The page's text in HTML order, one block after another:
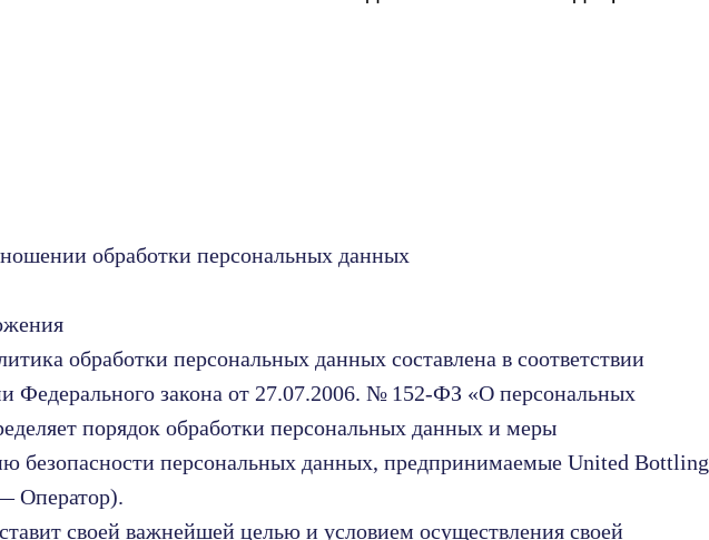
обработки персональных данных
обработки персональных данных составлена в соответствии
Федерального закона от 27.07.2006. № 152-ФЗ «О персональных
порядок обработки персональных данных и меры
безопасности персональных данных, предпринимаемые United Bottling
Оператор).
своей важнейшей целью и условием осуществления своей